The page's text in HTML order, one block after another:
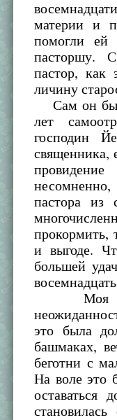
материи и
помогли ей
пасторшу.
пастор, как
личину
Сам он
лет
господин
священника,
несомненно,
пастора из
прокормить,
и выгоде.
большей
Моя
это была
башмаках,
беготни с
На воле это